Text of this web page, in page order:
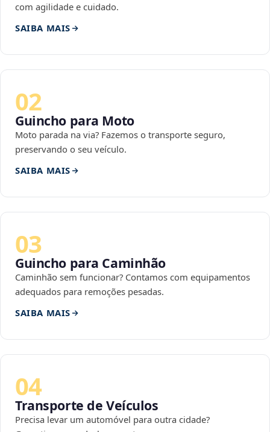
com agilidade e cuidado.
SAIBA MAIS
02
Guincho para Moto
Moto parada na via? Fazemos o transporte seguro,
preservando o seu veículo.
SAIBA MAIS
03
Guincho para Caminhão
Caminhão sem funcionar? Contamos com equipamentos
adequados para remoções pesadas.
SAIBA MAIS
04
Transporte de Veículos
Precisa levar um automóvel para outra cidade?